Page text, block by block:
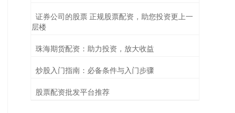
​证券公司的股票 正规股票配资，助您投资更上一
层楼
​珠海期货配资：助力投资，放大收益
​炒股入门指南：必备条件与入门步骤
​股票配资批发平台推荐